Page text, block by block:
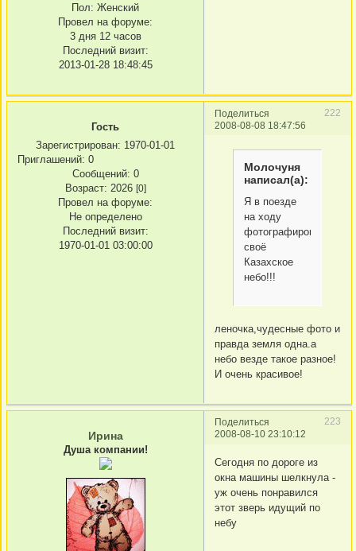
Пол: Женский
Провел на форуме:
3 дня 12 часов
Последний визит:
2013-01-28 18:48:45
Поделиться
222
2008-08-08 18:47:56
Гость
Зарегистрирован: 1970-01-01
Приглашений: 0
Сообщений: 0
Возраст: 2026 [0]
Провел на форуме:
Не определено
Последний визит:
1970-01-01 03:00:00
Молочуня
написал(а):
Я в поезде
на ходу
фотографировала,
своё
Казахское
небо!!!
леночка,чудесные фото и
правда земля одна.а
небо везде такое разное!
И очень красивое!
Поделиться
223
2008-08-10 23:10:12
Ирина
Душа компании!
Сегодня по дороге из
окна машины шелкнула -
уж очень понравился
этот зверь идущий по
небу